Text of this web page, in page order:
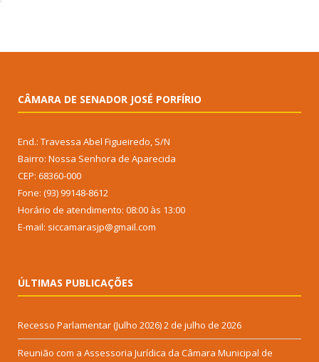
CÂMARA DE SENADOR JOSÉ PORFÍRIO
End.: Travessa Abel Figueiredo, S/N
Bairro: Nossa Senhora de Aparecida
CEP: 68360-000
Fone: (93) 99148-8612
Horário de atendimento: 08:00 às 13:00
E-mail: siccamarasjp@gmail.com
ÚLTIMAS PUBLICAÇÕES
Recesso Parlamentar (Julho 2026)2 de julho de 2026
Reunião com a Assessoria Jurídica da Câmara Municipal de